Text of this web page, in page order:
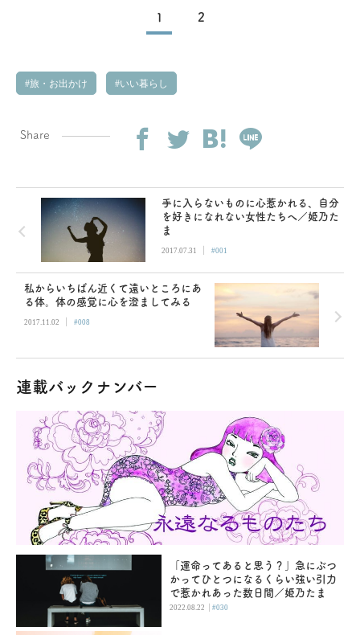
1 2
旅・お出かけ いい暮らし
Share
手に入らないものに心惹かれる、自分
を好きになれない女性たちへ／姫乃た
ま
2017.07.31 | #001
私からいちばん近くて遠いところにあ
る体。体の感覚に心を澄ましてみる
2017.11.02 | #008
連載バックナンバー
「運命ってあると思う？」急にぶつ
かってひとつになるくらい強い引力
で惹かれあった数日間／姫乃たま
2022.08.22 |#030